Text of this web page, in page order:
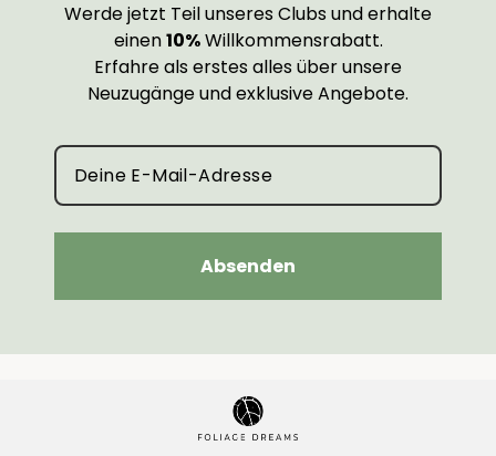
Werde jetzt Teil unseres Clubs und erhalte
einen10%Willkommensrabatt.
Erfahre als erstes alles über unsere
Neuzugänge und exklusive Angebote.
Absenden